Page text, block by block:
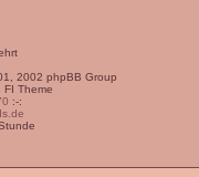
2002 phpBB Group
FI Theme
:-: